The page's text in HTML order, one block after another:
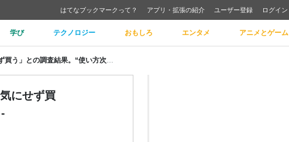
はてなブックマークって？ アプリ・拡張の紹介 ユーザー登録 ログイン
学び テクノロジー おもしろ エンタメ アニメとゲーム
にせず買